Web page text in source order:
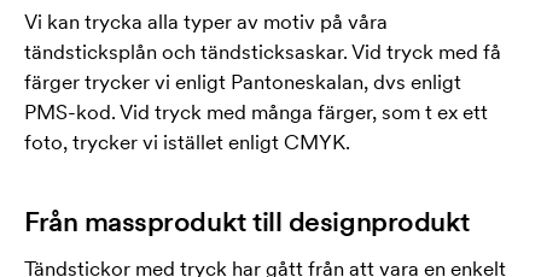
Vi kan trycka alla typer av motiv på våra
tändsticksplån och tändsticksaskar. Vid tryck med få
färger trycker vi enligt Pantoneskalan, dvs enligt
PMS-kod. Vid tryck med många färger, som t ex ett
foto, trycker vi istället enligt CMYK.
Från massprodukt till designprodukt
Tändstickor med tryck har gått från att vara en enkelt